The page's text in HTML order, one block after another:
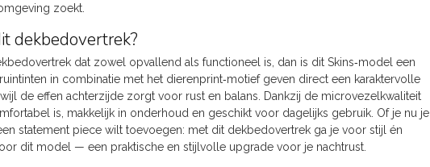
zoekt.
dekbedovertrek?
dat zowel opvallend als functioneel is, dan is dit Skins‑model een
in combinatie met het dierenprint‑motief geven direct een karaktervolle
de effen achterzijde zorgt voor rust en balans. Dankzij de microvezelkwaliteit
is, makkelijk in onderhoud en geschikt voor dagelijks gebruik. Of je nu je
statement piece wilt toevoegen: met dit dekbedovertrek ga je voor stijl én
dit model — een praktische en stijlvolle upgrade voor je nachtrust.